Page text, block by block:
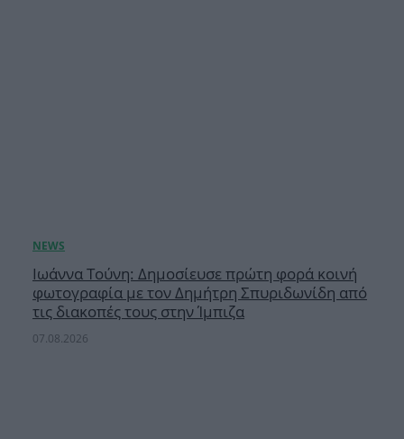
Ιωάννα Τούνη: Δημοσίευσε πρώτη φορά κοινή
φωτογραφία με τον Δημήτρη Σπυριδωνίδη από
τις διακοπές τους στην Ίμπιζα
07.08.2026